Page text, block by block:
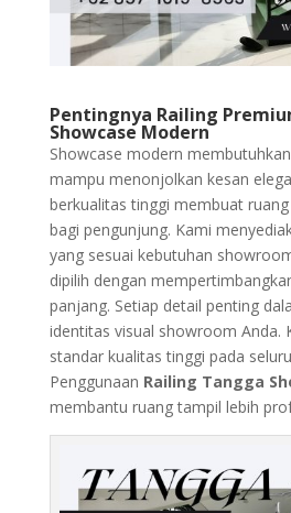
Pentingnya Railing
Showcase Modern
Showcase modern
mampu menonjolkan kesan
berkualitas tinggi membuat
bagi pengunjung. Kami
yang sesuai kebutuhan
dipilih dengan
panjang. Setiap detail penting
identitas visual showroom Anda.
standar kualitas tinggi pada
Penggunaan Railing Tangga
membantu ruang tampil lebih